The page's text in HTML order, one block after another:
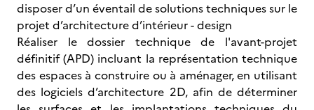
disposer d’un éventail de solutions techniques sur le
projet d’architecture d’intérieur - design
Réaliser le dossier technique de l'avant-projet
définitif (APD) incluant la représentation technique
des espaces à construire ou à aménager, en utilisant
des logiciels d’architecture 2D, afin de déterminer